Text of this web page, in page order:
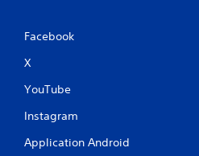
Facebook
X
YouTube
Instagram
Application Android